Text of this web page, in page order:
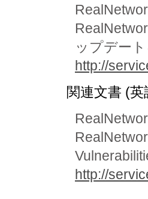
ップデー
http://
関連文書 (英
http://